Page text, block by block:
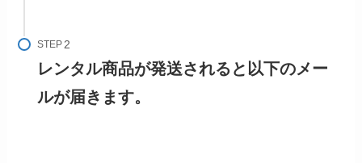
STEP
レンタル商品が発送されると以下のメー
ルが届きます。